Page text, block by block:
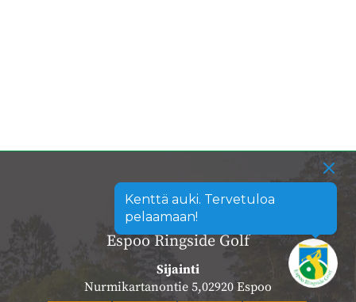
Kenttä auki. Tervetuloa
pelaamaan!
Espoo Ringside Golf
Sijainti
Nurmikartanontie 5,02920 Espoo